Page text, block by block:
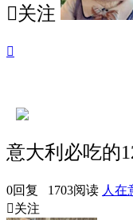
关注

意大利必吃的
0回复 1703阅读 人在
关注